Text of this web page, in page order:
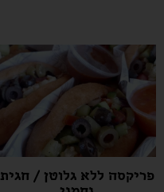
פריקסה ללא גלוטן / חגית